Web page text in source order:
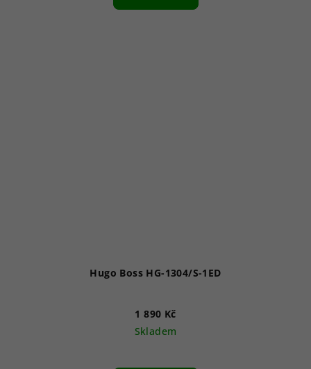
Hugo Boss HG-1304/S-1ED
1 890 Kč
Skladem